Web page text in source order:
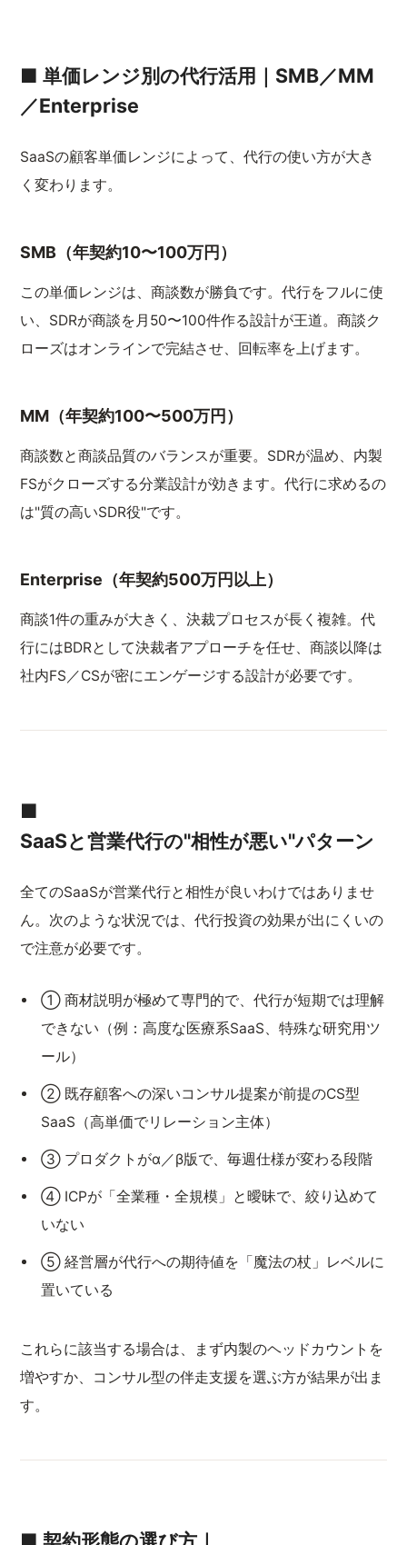
■ 単価レンジ別の代行活用｜SMB／MM
／Enterprise
SaaSの顧客単価レンジによって、代行の使い方が大き
く変わります。
SMB（年契約10〜100万円）
この単価レンジは、商談数が勝負です。代行をフルに使
い、SDRが商談を月50〜100件作る設計が王道。商談ク
ローズはオンラインで完結させ、回転率を上げます。
MM（年契約100〜500万円）
商談数と商談品質のバランスが重要。SDRが温め、内製
FSがクローズする分業設計が効きます。代行に求めるの
は"質の高いSDR役"です。
Enterprise（年契約500万円以上）
商談1件の重みが大きく、決裁プロセスが長く複雑。代
行にはBDRとして決裁者アプローチを任せ、商談以降は
社内FS／CSが密にエンゲージする設計が必要です。
■
SaaSと営業代行の"相性が悪い"パターン
全てのSaaSが営業代行と相性が良いわけではありませ
ん。次のような状況では、代行投資の効果が出にくいの
で注意が必要です。
① 商材説明が極めて専門的で、代行が短期では理解
できない（例：高度な医療系SaaS、特殊な研究用ツ
ール）
② 既存顧客への深いコンサル提案が前提のCS型
SaaS（高単価でリレーション主体）
③ プロダクトがα／β版で、毎週仕様が変わる段階
④ ICPが「全業種・全規模」と曖昧で、絞り込めて
いない
⑤ 経営層が代行への期待値を「魔法の杖」レベルに
置いている
これらに該当する場合は、まず内製のヘッドカウントを
増やすか、コンサル型の伴走支援を選ぶ方が結果が出ま
す。